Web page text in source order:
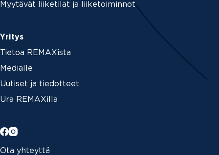
Myytävät liiketilat ja liiketoiminnot
Yritys
Tietoa REMAXista
Medialle
Uutiset ja tiedotteet
Ura REMAXilla
Ota yhteyttä